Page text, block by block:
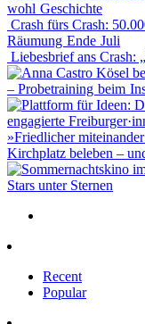
wohl Geschichte
Crash fürs Crash:
Räumung Ende Juli
Liebesbrief ans Crash:
– Probetraining beim
»Friedlicher
Kirchplatz beleben –
Stars unter Sternen
Recent
Popular